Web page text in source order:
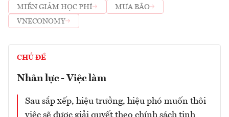
MIỄN GIẢM HỌC PHÍ
MƯA BÃO
VNECONOMY
CHỦ ĐỀ
Nhân lực - Việc làm
Sau sắp xếp, hiệu trưởng, hiệu phó muốn thôi
việc sẽ được giải quyết theo chính sách tinh